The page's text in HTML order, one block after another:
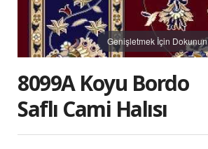
Genişletmek İçin Dokunun
8099A Koyu Bordo
Saflı Cami Halısı